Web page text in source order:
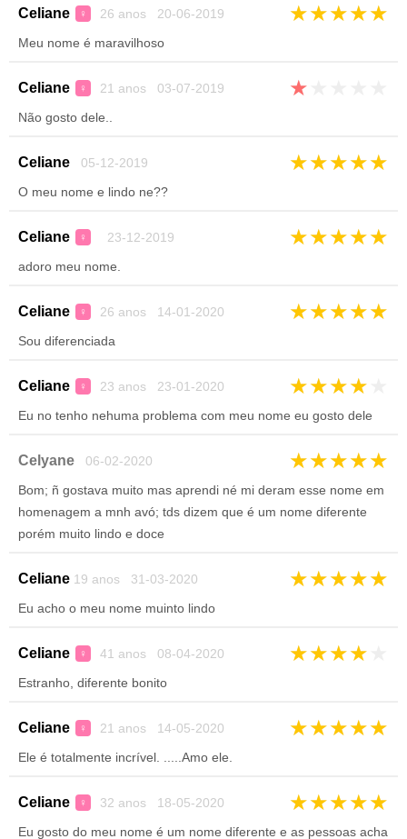
Celiane ♀ 26 anos 20-06-2019 ★★★★★
Meu nome é maravilhoso
Celiane ♀ 21 anos 03-07-2019 ★
Não gosto dele..
Celiane 05-12-2019 ★★★★★
O meu nome e lindo ne??
Celiane ♀ 23-12-2019 ★★★★★
adoro meu nome.
Celiane ♀ 26 anos 14-01-2020 ★★★★★
Sou diferenciada
Celiane ♀ 23 anos 23-01-2020 ★★★★
Eu no tenho nehuma problema com meu nome eu gosto dele
Celyane 06-02-2020 ★★★★★
Bom; ñ gostava muito mas aprendi né mi deram esse nome em
homenagem a mnh avó; tds dizem que é um nome diferente
porém muito lindo e doce
Celiane 19 anos 31-03-2020 ★★★★★
Eu acho o meu nome muinto lindo
Celiane ♀ 41 anos 08-04-2020 ★★★★
Estranho, diferente bonito
Celiane ♀ 21 anos 14-05-2020 ★★★★★
Ele é totalmente incrível. .....Amo ele.
Celiane ♀ 32 anos 18-05-2020 ★★★★★
Eu gosto do meu nome é um nome diferente e as pessoas acha